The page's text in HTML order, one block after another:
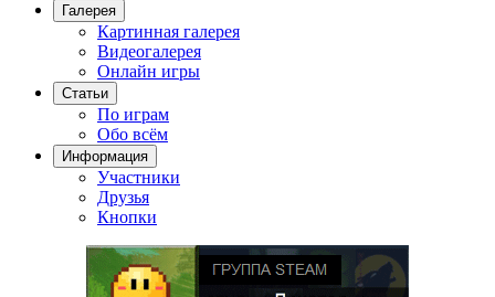
Галерея
Картинная галерея
Видеогалерея
Онлайн игры
Статьи
По играм
Обо всём
Информация
Участники
Друзья
Кнопки